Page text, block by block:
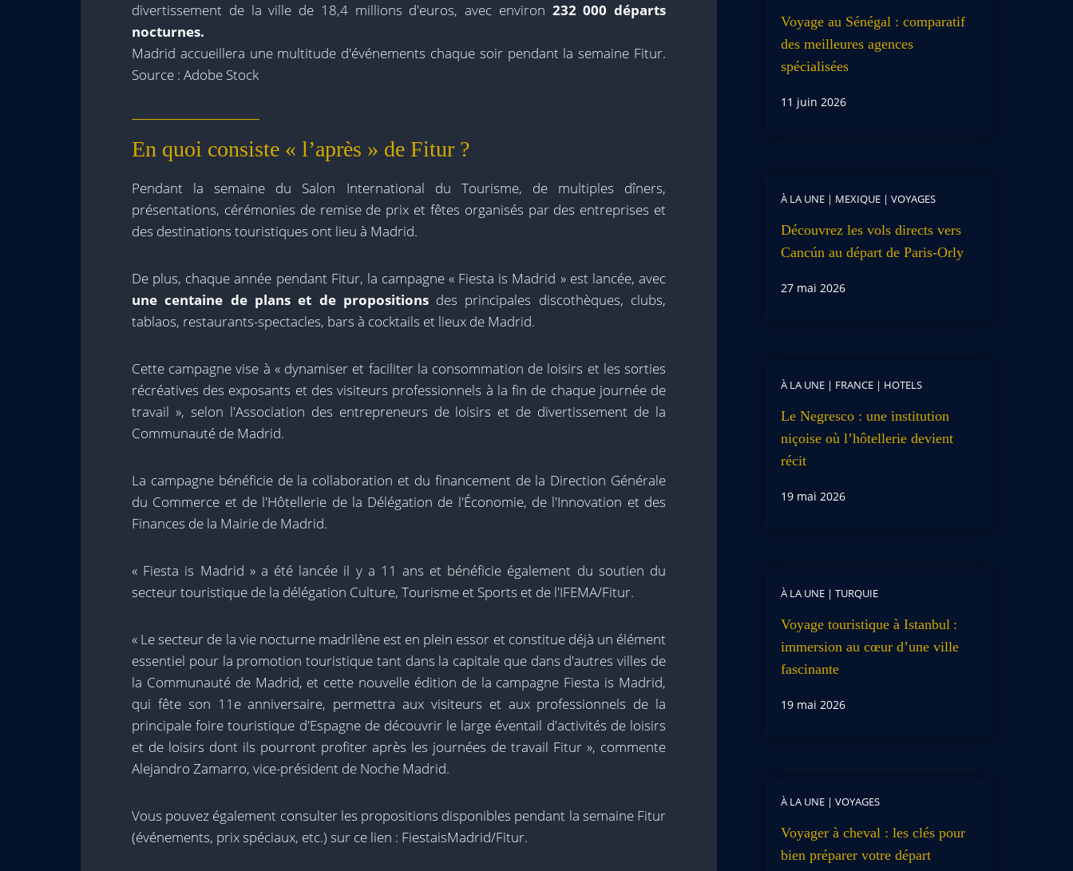
divertissement de la ville de 18,4 millions d'euros, avec environ 232 000 départs
nocturnes.
Madrid accueillera une multitude d'événements chaque soir pendant la semaine Fitur.
Source : Adobe Stock
En quoi consiste « l’après » de Fitur ?
Pendant la semaine du Salon International du Tourisme, de multiples dîners,
présentations, cérémonies de remise de prix et fêtes organisés par des entreprises et
des destinations touristiques ont lieu à Madrid.
De plus, chaque année pendant Fitur, la campagne « Fiesta is Madrid » est lancée, avec
une centaine de plans et de propositionsdes principales discothèques, clubs,
tablaos, restaurants-spectacles, bars à cocktails et lieux de Madrid.
Cette campagne vise à « dynamiser et faciliter la consommation de loisirs et les sorties
récréatives des exposants et des visiteurs professionnels à la fin de chaque journée de
travail », selon l'Association des entrepreneurs de loisirs et de divertissement de la
Communauté de Madrid.
La campagne bénéficie de la collaboration et du financement de la Direction Générale
du Commerce et de l'Hôtellerie de la Délégation de l'Économie, de l'Innovation et des
Finances de la Mairie de Madrid.
« Fiesta is Madrid » a été lancée il y a 11 ans et bénéficie également du soutien du
secteur touristique de la délégation Culture, Tourisme et Sports et de l'IFEMA/Fitur.
« Le secteur de la vie nocturne madrilène est en plein essor et constitue déjà un élément
essentiel pour la promotion touristique tant dans la capitale que dans d'autres villes de
la Communauté de Madrid, et cette nouvelle édition de la campagne Fiesta is Madrid,
qui fête son 11e anniversaire, permettra aux visiteurs et aux professionnels de la
principale foire touristique d'Espagne de découvrir le large éventail d'activités de loisirs
et de loisirs dont ils pourront profiter après les journées de travail Fitur », commente
Alejandro Zamarro, vice-président de Noche Madrid.
Vous pouvez également consulter les propositions disponibles pendant la semaine Fitur
(événements, prix spéciaux, etc.) sur ce lien : FiestaisMadrid/Fitur.
Voyage au Sénégal : comparatif
des meilleures agences
spécialisées
11 juin 2026
À LA UNE| MEXIQUE| VOYAGES
Découvrez les vols directs vers
Cancún au départ de Paris-Orly
27 mai 2026
À LA UNE| FRANCE| HOTELS
Le Negresco : une institution
niçoise où l’hôtellerie devient
récit
19 mai 2026
À LA UNE| TURQUIE
Voyage touristique à Istanbul :
immersion au cœur d’une ville
fascinante
19 mai 2026
À LA UNE| VOYAGES
Voyager à cheval : les clés pour
bien préparer votre départ